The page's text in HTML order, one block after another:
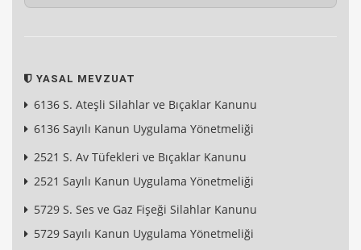
YASAL MEVZUAT
6136 S. Ateşli Silahlar ve Bıçaklar Kanunu
6136 Sayılı Kanun Uygulama Yönetmeliği
2521 S. Av Tüfekleri ve Bıçaklar Kanunu
2521 Sayılı Kanun Uygulama Yönetmeliği
5729 S. Ses ve Gaz Fişeği Silahlar Kanunu
5729 Sayılı Kanun Uygulama Yönetmeliği